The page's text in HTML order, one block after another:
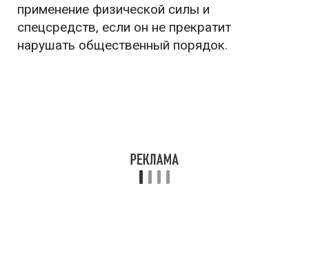
применение физической силы и
спецсредств, если он не прекратит
нарушать общественный порядок.